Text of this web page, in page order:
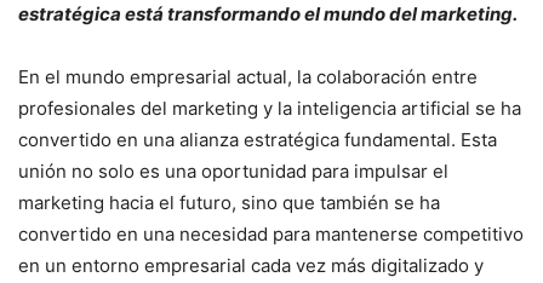
estratégica está transformando el mundo del marketing.
En el mundo empresarial actual, la colaboración entre
profesionales del marketing y la inteligencia artificial se ha
convertido en una alianza estratégica fundamental. Esta
unión no solo es una oportunidad para impulsar el
marketing hacia el futuro, sino que también se ha
convertido en una necesidad para mantenerse competitivo
en un entorno empresarial cada vez más digitalizado y